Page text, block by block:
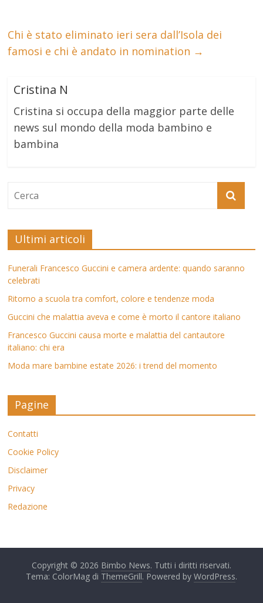
Chi è stato eliminato ieri sera dall’Isola dei
famosi e chi è andato in nomination →
Cristina N
Cristina si occupa della maggior parte delle
news sul mondo della moda bambino e
bambina
Ultimi articoli
Funerali Francesco Guccini e camera ardente: quando saranno
celebrati
Ritorno a scuola tra comfort, colore e tendenze moda
Guccini che malattia aveva e come è morto il cantore italiano
Francesco Guccini causa morte e malattia del cantautore
italiano: chi era
Moda mare bambine estate 2026: i trend del momento
Pagine
Contatti
Cookie Policy
Disclaimer
Privacy
Redazione
Copyright © 2026 Bimbo News. Tutti i diritti riservati.
Tema: ColorMag di ThemeGrill. Powered by WordPress.